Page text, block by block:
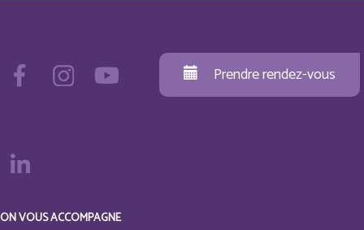
Prendre rendez-vous
ON VOUS ACCOMPAGNE